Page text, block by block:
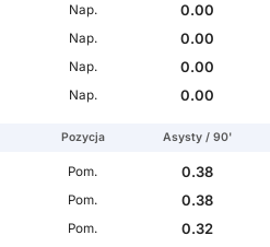
Nap.
0.00
Nap.
0.00
Nap.
0.00
Nap. 0.00
Pozycja Asysty / 90'
Pom.
0.38
Pom.
0.38
Pom.
0.32